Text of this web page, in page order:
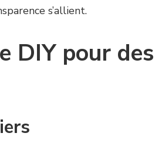
s’allient.
DIY pour des